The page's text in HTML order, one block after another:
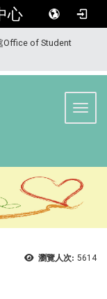
心
Office of Student
瀏覽人次: 5614